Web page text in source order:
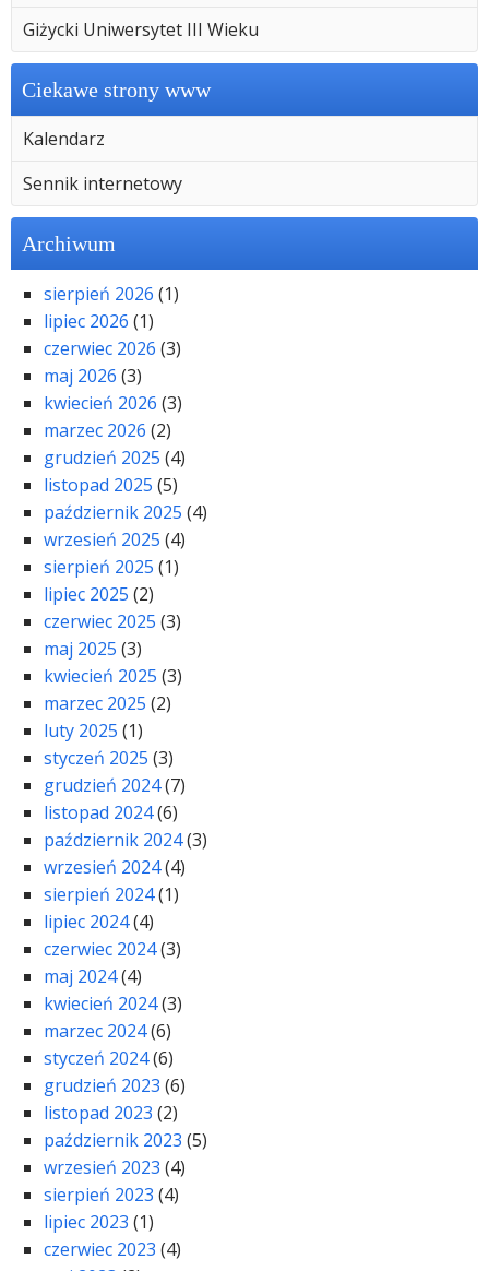
Giżycki Uniwersytet III Wieku
Ciekawe strony www
Kalendarz
Sennik internetowy
Archiwum
sierpień 2026 (1)
lipiec 2026 (1)
czerwiec 2026 (3)
maj 2026 (3)
kwiecień 2026 (3)
marzec 2026 (2)
grudzień 2025 (4)
listopad 2025 (5)
październik 2025 (4)
wrzesień 2025 (4)
sierpień 2025 (1)
lipiec 2025 (2)
czerwiec 2025 (3)
maj 2025 (3)
kwiecień 2025 (3)
marzec 2025 (2)
luty 2025 (1)
styczeń 2025 (3)
grudzień 2024(7)
listopad 2024(6)
październik 2024(3)
wrzesień 2024(4)
sierpień 2024(1)
lipiec 2024(4)
czerwiec 2024(3)
maj 2024(4)
kwiecień 2024(3)
marzec 2024(6)
styczeń 2024(6)
grudzień 2023 (6)
listopad 2023 (2)
październik 2023 (5)
wrzesień 2023 (4)
sierpień 2023 (4)
lipiec 2023 (1)
czerwiec 2023 (4)